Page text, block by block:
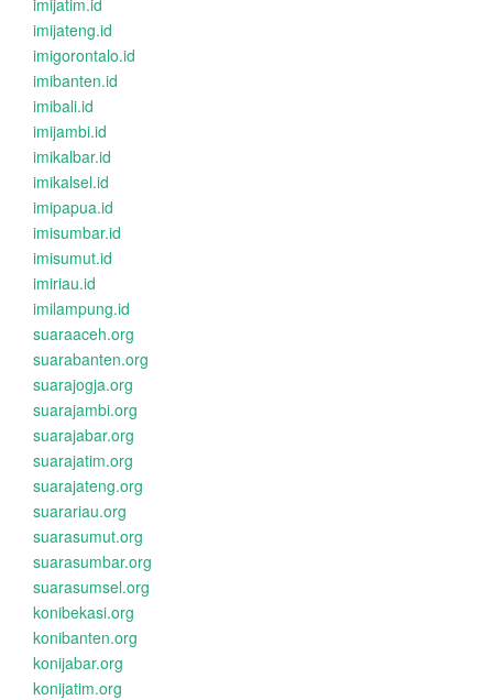
imijatim.id
imijateng.id
imigorontalo.id
imibanten.id
imibali.id
imijambi.id
imikalbar.id
imikalsel.id
imipapua.id
imisumbar.id
imisumut.id
imiriau.id
imilampung.id
suaraaceh.org
suarabanten.org
suarajogja.org
suarajambi.org
suarajabar.org
suarajatim.org
suarajateng.org
suarariau.org
suarasumut.org
suarasumbar.org
suarasumsel.org
konibekasi.org
konibanten.org
konijabar.org
konijatim.org